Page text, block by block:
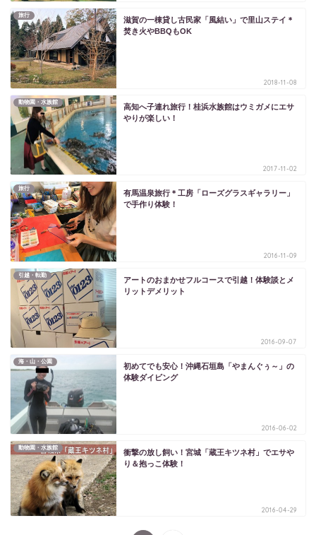
旅行
滋賀の一棟貸し古民家「風結い」で里山ステイ＊
焚き火やBBQもOK
2018-11-08
動物園・水族館
高知へ子連れ旅行！桂浜水族館はウミガメにエサ
やりが楽しい！
2017-11-02
旅行
有馬温泉旅行＊工房「ローズグラスギャラリー」
で手作り体験！
2016-11-09
引越・転勤
アートのおまかせフルコースで引越！体験談とメ
リットデメリット
2016-09-07
海・山・公園
初めてでも安心！沖縄石垣島「やまんぐぅ～」の
体験ダイビング
2016-06-02
動物園・水族館
衝撃の放し飼い！宮城「蔵王キツネ村」でエサや
り＆抱っこ体験！
2016-04-29